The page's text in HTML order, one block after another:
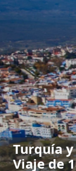
Turquía
Viaje de